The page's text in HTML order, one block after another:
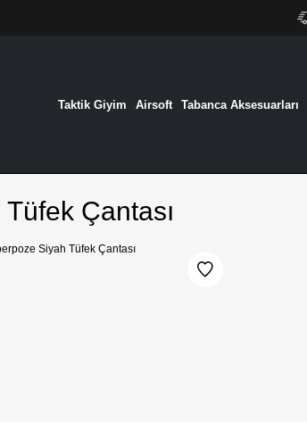
Taktik Giyim Airsoft Tabanca Aksesuarları
Çantası